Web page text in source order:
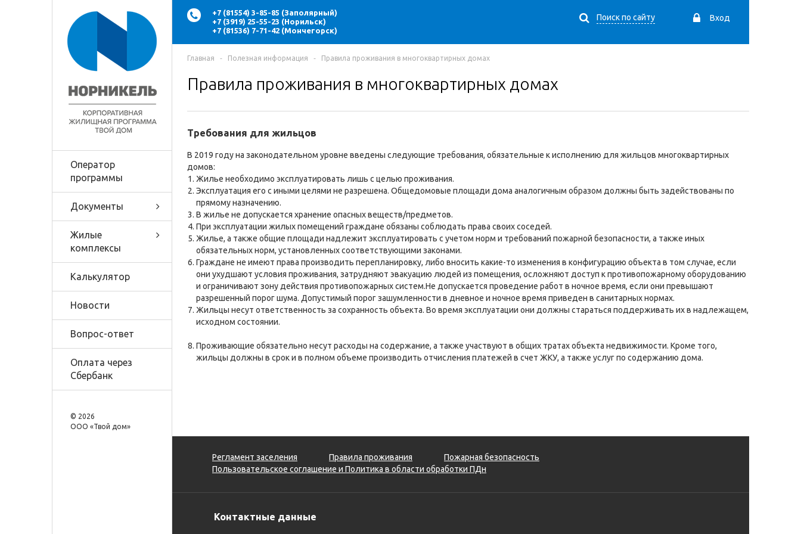
Оператор
программы
Документы
Жилые
комплексы
Калькулятор
Новости
Вопрос-ответ
Оплата через
Сбербанк
© 2026
OOO «Твой дом»
+7 (81554) 3-85-85 (Заполярный)
+7 (3919) 25-55-23 (Норильск)
+7 (81536) 7-71-42 (Мончегорск)
Вход
Поиск по сайту
Главная ‐ Полезная информация ‐ Правила проживания в многоквартирных домах
Правила проживания в многоквартирных домах
Требования для жильцов
В 2019 году на законодательном уровне введены следующие требования, обязательные к исполнению для жильцов многоквартирных
домов:
Жилье необходимо эксплуатировать лишь с целью проживания.
Эксплуатация его с иными целями не разрешена. Общедомовые площади дома аналогичным образом должны быть задействованы по
прямому назначению.
В жилье не допускается хранение опасных веществ/предметов.
При эксплуатации жилых помещений граждане обязаны соблюдать права своих соседей.
Жилье, а также общие площади надлежит эксплуатировать с учетом норм и требований пожарной безопасности, а также иных
обязательных норм, установленных соответствующими законами.
Граждане не имеют права производить перепланировку, либо вносить какие-то изменения в конфигурацию объекта в том случае, если
они ухудшают условия проживания, затрудняют эвакуацию людей из помещения, осложняют доступ к противопожарному оборудованию
и ограничивают зону действия противопожарных систем.Не допускается проведение работ в ночное время, если они превышают
разрешенный порог шума. Допустимый порог зашумленности в дневное и ночное время приведен в санитарных нормах.
Жильцы несут ответственность за сохранность объекта. Во время эксплуатации они должны стараться поддерживать их в надлежащем,
исходном состоянии.
Проживающие обязательно несут расходы на содержание, а также участвуют в общих тратах объекта недвижимости. Кроме того,
жильцы должны в срок и в полном объеме производить отчисления платежей в счет ЖКУ, а также услуг по содержанию дома.
Регламент заселения Правила проживания
Пожарная безопасность
Пользовательское соглашение и Политика в области обработки ПДн
Контактные данные